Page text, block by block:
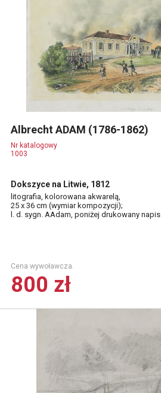
Albrecht ADAM (1786-1862)
Nr katalogowy
1003
Dokszyce na Litwie, 1812
litografia, kolorowana akwarelą,
25 x 36 cm (wymiar kompozycji);
l. d. sygn. AAdam, poniżej drukowany napis
Cena wywoławcza.
800 zł